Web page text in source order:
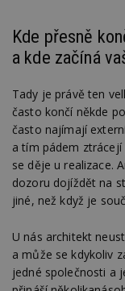
Kde přesně
a kde začíná
Tady je právě ten
často končí někde
často najímají
a tím pádem
se děje u realizace.
dozoru dojíždět na
jiné, než když je
U nás architekt
a může se kdykoliv
jedné společnosti a